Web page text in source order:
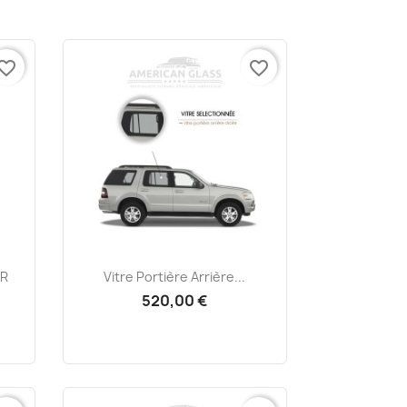
 Aperçu rapide
Vitre Portière Arrière...
520,00 €
favorite_border